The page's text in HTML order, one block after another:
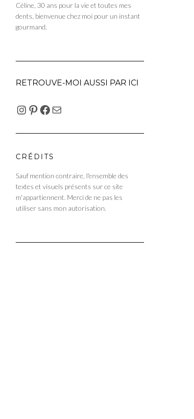
Céline, 30 ans pour la vie et toutes mes
dents, bienvenue chez moi pour un instant
gourmand.
RETROUVE-MOI AUSSI PAR ICI
INSTAGRAM
PINTEREST
FACEBOOK
E-MAIL
CRÉDITS
Sauf mention contraire, l'ensemble des
textes et visuels présents sur ce site
m'appartiennent. Merci de ne pas les
utiliser sans mon autorisation.